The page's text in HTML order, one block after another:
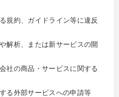
規約、ガイドライン等に違反
解析、または新サービスの開
社の商品・サービスに関する
る外部サービスへの申請等